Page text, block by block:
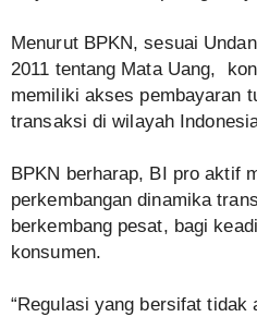
Menurut BPKN, sesuai
2011 tentang Mata Uang,
memiliki akses pembayaran
transaksi di wilayah
BPKN berharap, BI pro aktif
perkembangan dinamika
berkembang pesat, bagi
konsumen.
“Regulasi yang bersifat tidak